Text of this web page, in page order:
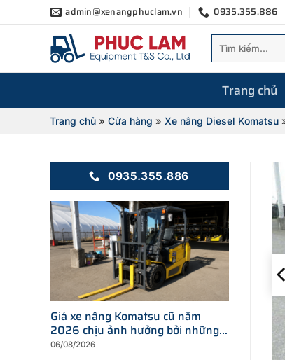
qua
admin@xenangphuclam.vn 0935.355.886
kiếm:
Trang chủ
Trang chủ» Cửa hàng » Xe nâng Diesel Komatsu
0935.355.886
Giá xe nâng Komatsu cũ năm
2026 chịu ảnh hưởng bởi những
yếu tố nào?
06/08/2026